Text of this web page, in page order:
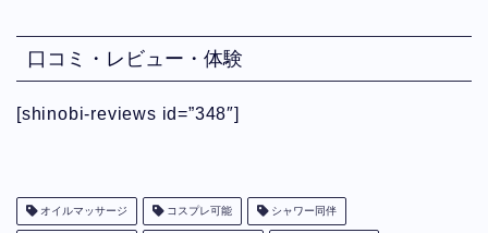
口コミ・レビュー・体験
[shinobi-reviews id=”348″]
オイルマッサージ コスプレ可能 シャワー同伴